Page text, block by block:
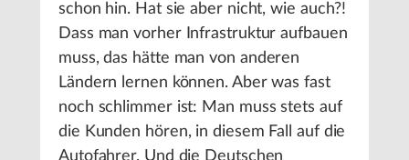
schon hin. Hat sie aber nicht, wie auch?!
Dass man vorher Infrastruktur aufbauen
muss, das hätte man von anderen
Ländern lernen können. Aber was fast
noch schlimmer ist: Man muss stets auf
die Kunden hören, in diesem Fall auf die
Autofahrer. Und die Deutschen